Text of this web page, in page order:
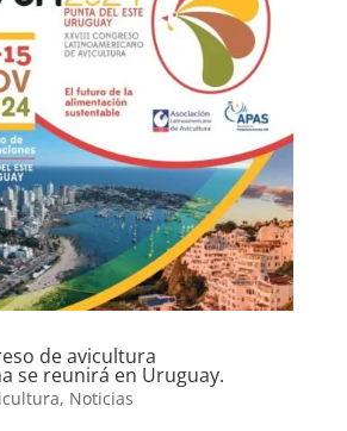
de avicultura
se reunirá en Uruguay.
, Noticias